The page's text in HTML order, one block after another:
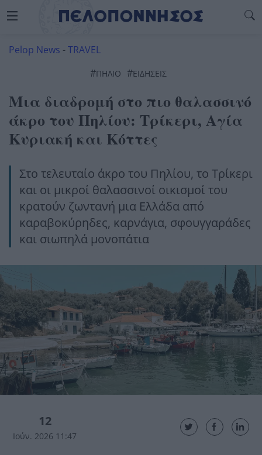
Pelop News -TRAVEL
#ΠΗΛΙΟ #ΕΙΔΗΣΕΙΣ
Μια διαδρομή στο πιο θαλασσινό
άκρο του Πηλίου: Τρίκερι, Αγία
Κυριακή και Κόττες
Στο τελευταίο άκρο του Πηλίου, το Τρίκερι
και οι μικροί θαλασσινοί οικισμοί του
κρατούν ζωντανή μια Ελλάδα από
καραβοκύρηδες, καρνάγια, σφουγγαράδες
και σιωπηλά μονοπάτια
12
Ιούν. 2026 11:47